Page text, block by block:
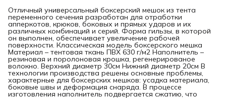
Отличный универсальный боксерский мешок из тента
переменного сечения разработан для отработки
апперкотов, крюков, боковых и прямых ударов и их
различных комбинаций и серий. Форма гильзы, в которой
он выполнен, обеспечивает увеличение рабочей
поверхности. Классическая модель боксерского мешка
Материал – тентовая ткань ПВХ 630 г/м2 Наполнитель –
резиновая и поролоновая крошка, регенерированое
волокно. Верхний диаметр 30см Нижний диаметр 20см В
технологии производства решены основные проблемы,
характерные для боксерских мешков: усадка материала,
боковые швы и деформация снаряда. В процессе
изготовления наполнитель подвергается сжатию, что